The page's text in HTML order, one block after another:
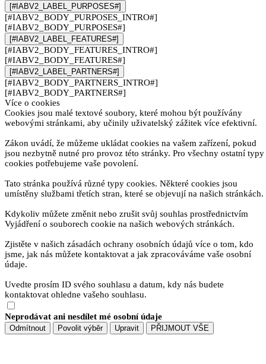
[#IABV2_LABEL_PURPOSES#]
[#IABV2_BODY_PURPOSES_INTRO#]
[#IABV2_BODY_PURPOSES#]
[#IABV2_LABEL_FEATURES#]
[#IABV2_BODY_FEATURES_INTRO#]
[#IABV2_BODY_FEATURES#]
[#IABV2_LABEL_PARTNERS#]
[#IABV2_BODY_PARTNERS_INTRO#]
[#IABV2_BODY_PARTNERS#]
Více o cookies
Cookies jsou malé textové soubory, které mohou být používány
webovými stránkami, aby učinily uživatelský zážitek více efektivní.
Zákon uvádí, že můžeme ukládat cookies na vašem zařízení, pokud
jsou nezbytně nutné pro provoz této stránky. Pro všechny ostatní typy
cookies potřebujeme vaše povolení.
Tato stránka používá různé typy cookies. Některé cookies jsou
umístěny službami třetích stran, které se objevují na našich stránkách.
Kdykoliv můžete změnit nebo zrušit svůj souhlas prostřednictvím
Vyjádření o souborech cookie na našich webových stránkách.
Zjistěte v našich zásadách ochrany osobních údajů více o tom, kdo
jsme, jak nás můžete kontaktovat a jak zpracováváme vaše osobní
údaje.
Uvedte prosím ID svého souhlasu a datum, kdy nás budete
kontaktovat ohledne vašeho souhlasu.
Neprodávat ani nesdílet mé osobní údaje
Odmítnout Povolit výběr Upravit PŘIJMOUT VŠE